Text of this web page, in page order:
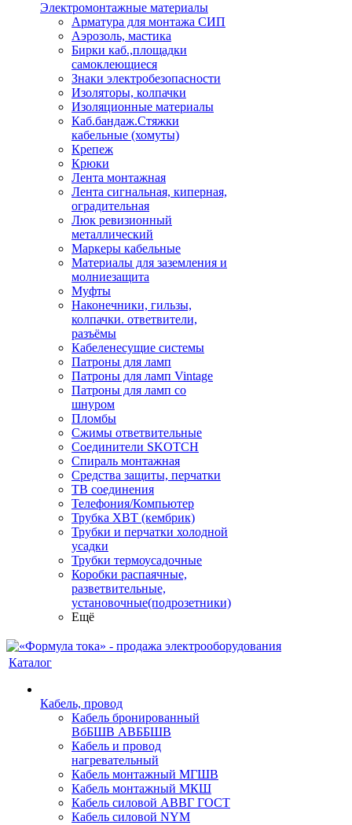
Электромонтажные материалы
Арматура для монтажа СИП
Аэрозоль, мастика
Бирки каб.,площадки
самоклеющиеся
Знаки электробезопасности
Изоляторы, колпачки
Изоляционные материалы
Каб.бандаж.Стяжки
кабельные (хомуты)
Крепеж
Крюки
Лента монтажная
Лента сигнальная, киперная,
оградительная
Люк ревизионный
металлический
Маркеры кабельные
Материалы для заземления и
молниезащита
Муфты
Наконечники, гильзы,
колпачки. ответвители,
разъёмы
Кабеленесущие системы
Патроны для ламп
Патроны для ламп Vintage
Патроны для ламп со
шнуром
Пломбы
Сжимы ответвительные
Соединители SKOTCH
Спираль монтажная
Средства защиты, перчатки
ТВ соединения
Телефония/Компьютер
Трубка ХВТ (кембрик)
Трубки и перчатки холодной
усадки
Трубки термоусадочные
Коробки распаячные,
разветвительные,
установочные(подрозетники)
Ещё
Каталог
Кабель, провод
Кабель бронированный
ВбБШВ АВББШВ
Кабель и провод
нагревательный
Кабель монтажный МГШВ
Кабель монтажный МКШ
Кабель силовой АВВГ ГОСТ
Кабель силовой NYM